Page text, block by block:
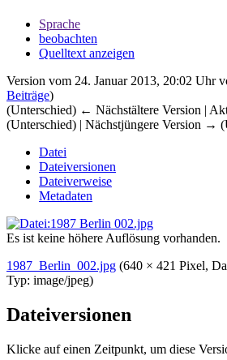
Sprache
beobachten
Quelltext anzeigen
Version vom 24. Januar 2013, 20:02 Uhr
Beiträge)
(Unterschied) ← Nächstältere Version |
(Unterschied) | Nächstjüngere Version →
Datei
Dateiversionen
Dateiverweise
Metadaten
Es ist keine höhere Auflösung vorhanden.
1987_Berlin_002.jpg (640 × 421 Pixel,
Typ: image/jpeg)
Dateiversionen
Klicke auf einen Zeitpunkt, um diese